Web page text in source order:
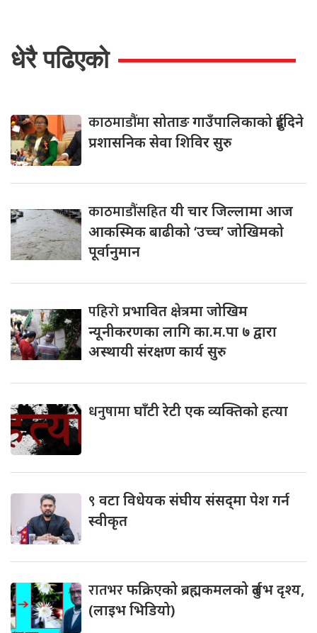
धेरै पढिएको
काठमाडौंमासोताङ गाउँपालिकाको दुईदिने
प्रशासनिक सेवा शिविर सुरु
काठमाडौंसहितयी चार जिल्लामा आज
आकस्मिक बाढीको ‘उच्च’ जोखिमको
पूर्वानुमान
पहिरोप्रभावित क्षेत्रमा जोखिम
न्यूनीकरणका लागि का.म.पा ७ द्वारा
अस्थायी संरक्षण कार्य सुरु
धनुषामाघाँटी रेटी एक व्यक्तिको हत्या
९ वटा विधेयक संघीय संसद्‌मा पेश गर्न
स्वीकृत
रातभरफक्रिएको ब्रह्मकमलको दुर्लभ दृश्य,
(लाइभ भिडियो)